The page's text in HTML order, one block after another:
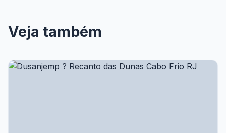
Veja também